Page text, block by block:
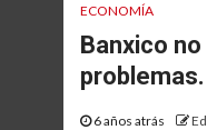
ECONOMÍA
Banxico
problemas.
6 años atrás